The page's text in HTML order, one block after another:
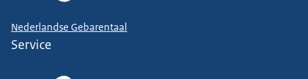
Nederlandse Gebarentaal
Service